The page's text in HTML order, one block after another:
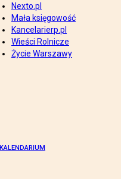
Nexto.pl
Mała księgowość
Kancelarierp.pl
Wieści Rolnicze
Życie Warszawy
KALENDARIUM